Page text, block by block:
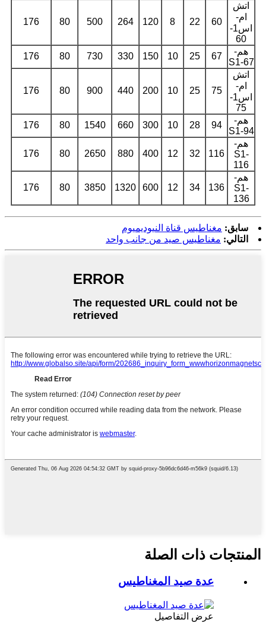
اتش
ام-
اس1-
60
60
22
8
120
264
500
80
176
هم-
S1-67
67
25
10
150
330
730
80
176
اتش
ام-
اس1-
75
75
25
10
200
440
900
80
176
هم-
S1-94
94
28
10
300
660
1540
80
176
هم-
S1-
116
116
32
12
400
880
2650
80
176
هم-
S1-
136
136
34
12
600
1320
3850
80
176
سابق: مغناطيس قناة النيوديميوم
التالي: مغناطيس صيد من جانب واحد
المنتجات ذات الصلة
عدة صيد المغناطيس
عرض التفاصيل